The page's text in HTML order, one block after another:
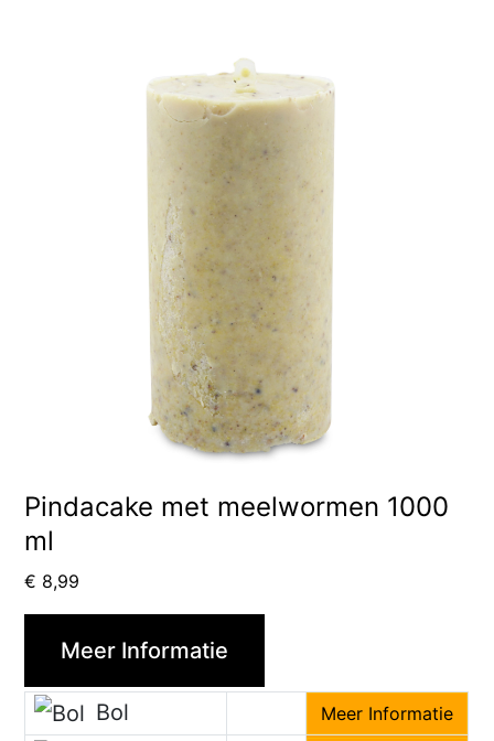
Pindacake met meelwormen 1000
ml
€ 8,99
Meer Informatie
Bol Meer Informatie